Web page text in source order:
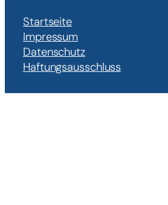
Startseite
Impressum
Datenschutz
Haftungsausschluss